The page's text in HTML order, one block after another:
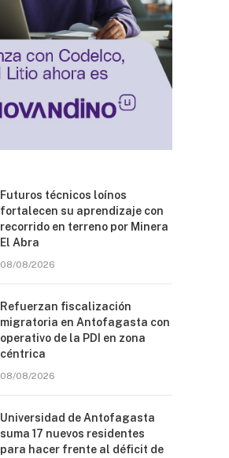
Futuros técnicos loínos
fortalecen su aprendizaje con
recorrido en terreno por Minera
El Abra
08/08/2026
Refuerzan fiscalización
migratoria en Antofagasta con
operativo de la PDI en zona
céntrica
08/08/2026
Universidad de Antofagasta
suma 17 nuevos residentes
para hacer frente al déficit de